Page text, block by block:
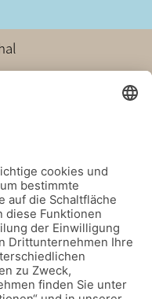
Home
Datenschutz
Impressum
Mitmachen
Satzung